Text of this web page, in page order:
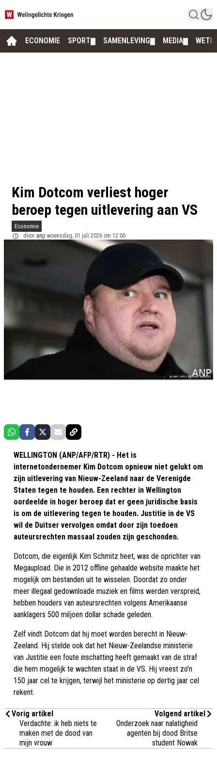
ECONOMIE SPORT SAMENLEVING MEDIA
Kim Dotcom verliest hoger
beroep tegen uitlevering aan VS
Economie
door anp woensdag, 01 juli 2026 om 12:00
WELLINGTON (ANP/AFP/RTR) - Het is
internetondernemer Kim Dotcom opnieuw niet gelukt om
zijn uitlevering van Nieuw-Zeeland naar de Verenigde
Staten tegen te houden. Een rechter in Wellington
oordeelde in hoger beroep dat er geen juridische basis
is om de uitlevering tegen te houden. Justitie in de VS
wil de Duitser vervolgen omdat door zijn toedoen
auteursrechten massaal zouden zijn geschonden.
Dotcom, die eigenlijk Kim Schmitz heet, was de oprichter van
Megaupload. Die in 2012 offline gehaalde website maakte het
mogelijk om bestanden uit te wisselen. Doordat zo onder
meer illegaal gedownloade muziek en films werden verspreid,
hebben houders van auteursrechten volgens Amerikaanse
aanklagers 500 miljoen dollar schade geleden.
Zelf vindt Dotcom dat hij moet worden berecht in Nieuw-
Zeeland. Hij stelde ook dat het Nieuw-Zeelandse ministerie
van Justitie een foute inschatting heeft gemaakt van de straf
die hem mogelijk te wachten staat in de VS. Hij vreest zo'n
150 jaar cel te krijgen, terwijl het ministerie op dertig jaar cel
rekent.
Vorig artikel
Verdachte: ik heb niets te
maken met de dood van
mijn vrouw
Volgend artikel
Onderzoek naar nalatigheid
agenten bij dood Britse
student Nowak